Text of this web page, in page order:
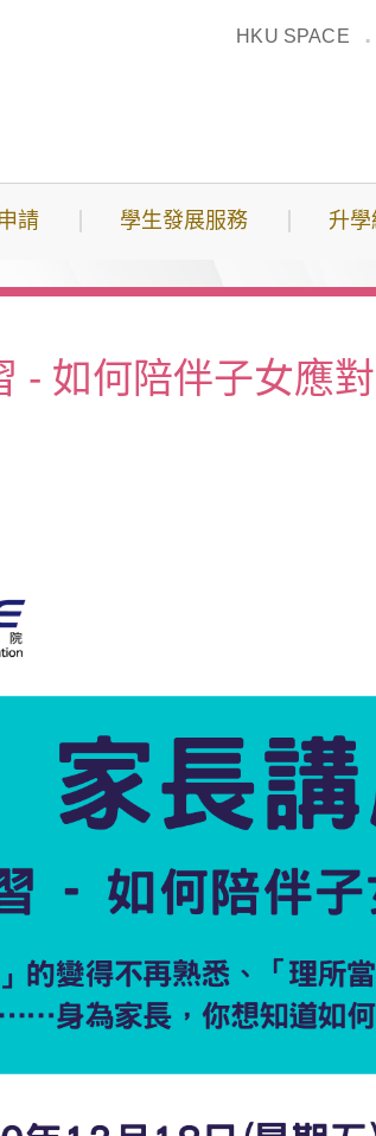
HKU SPACE
請 學生發展服務 升學
- 如何陪伴子女應